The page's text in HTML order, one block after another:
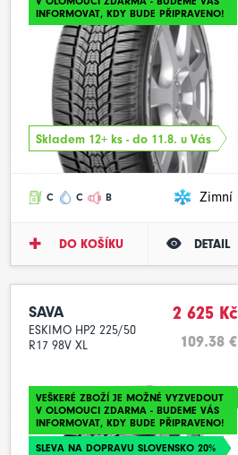
INFORMOVAT, KDY BUDE PŘIPRAVENO!
Skladem 12+ ks - do 11.8. u Vás
C C B Zimní
DO KOŠÍKU DETAIL
SAVA
ESKIMO HP2 225/50
R17 98V XL
2 625 Kč
109.38 €
VEŠKERÉ ZBOŽÍ JE MOŽNÉ VYZVEDOUT
V OLOMOUCI ZDARMA - BUDEME VÁS
INFORMOVAT, KDY BUDE PŘIPRAVENO!
SLEVA NA DOPRAVU SLOVENSKO 20%